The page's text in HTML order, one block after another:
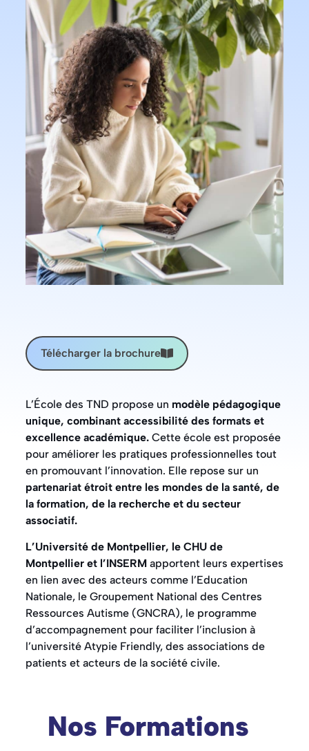
Télécharger la brochure
L’École des TND propose un modèle pédagogique
unique, combinant accessibilité des formats et
excellence académique. Cette école est proposée
pour améliorer les pratiques professionnelles tout
en promouvant l’innovation. Elle repose sur un
partenariat étroit entre les mondes de la santé, de
la formation, de la recherche et du secteur
associatif.
L’Université de Montpellier, le CHU de
Montpellier et l’INSERM apportent leurs expertises
en lien avec des acteurs comme l’Education
Nationale, le Groupement National des Centres
Ressources Autisme (GNCRA), le programme
d’accompagnement pour faciliter l’inclusion à
l’université Atypie Friendly, des associations de
patients et acteurs de la société civile.
Nos Formations